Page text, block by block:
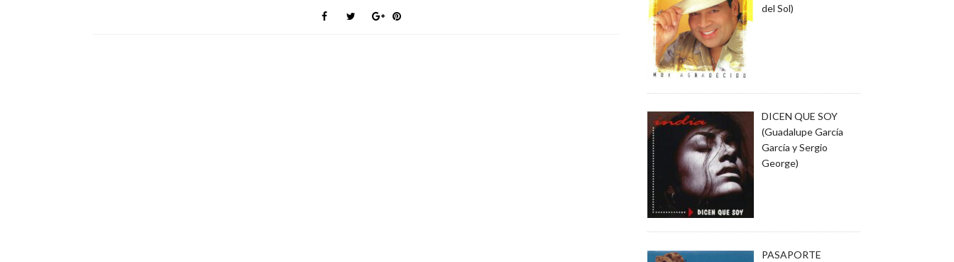
del Sol)
DICEN QUE SOY
(Guadalupe García
García y Sergio
George)
PASAPORTE